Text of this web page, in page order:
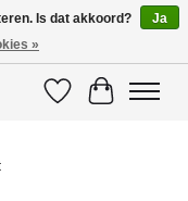
VerlanglijstWinkelwagen
Is dat akkoord?
Ja
»